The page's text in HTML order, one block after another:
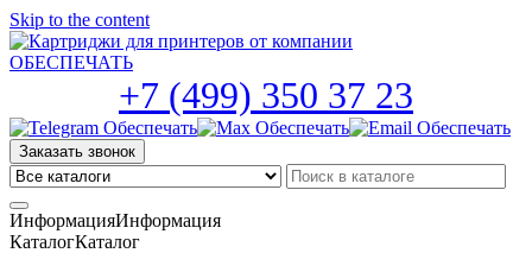
Skip to the content
+7 (499) 350 37 23
Заказать звонок
ИнформацияИнформация
КаталогКаталог